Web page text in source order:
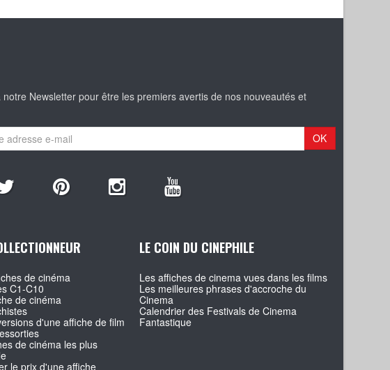
notre Newsletter pour être les premiers avertis de nos nouveautés et
OK
de cinéma
C1-C10
de cinéma
d'une affiche de film
de cinéma les plus
le prix d'une affiche
LE COIN DU CINEPHILE
Les affiches de cinema vues dans les films
Les meilleures phrases d'accroche du
Cinema
Calendrier des Festivals de Cinema
Fantastique